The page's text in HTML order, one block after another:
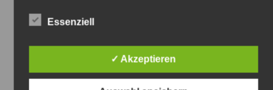
Das Leben ist wie eine
Essenziell
✓ Akzeptieren